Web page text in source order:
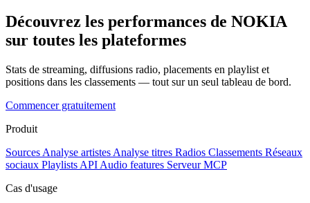
Découvrez les performances de NOKIA
sur toutes les plateformes
Stats de streaming, diffusions radio, placements en playlist et
positions dans les classements — tout sur un seul tableau de bord.
Commencer gratuitement
Produit
Sources Analyse artistes Analyse titres Radios Classements Réseaux
sociaux Playlists API Audio features Serveur MCP
Cas d'usage